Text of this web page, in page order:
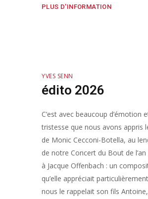
PLUS D'INFORMATION
YVES SENN
édito 2026
C’est avec beaucoup d’émotion
tristesse que nous avons appris
de Monic Cecconi-Botella, au
de notre Concert du Bout de
à Jacque Offenbach : un
qu’elle appréciait
nous le rappelait son fils